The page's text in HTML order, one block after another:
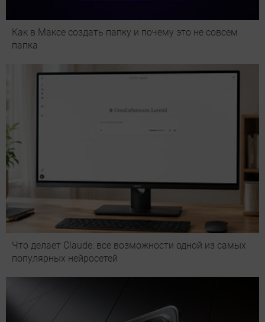
Как в Максе создать папку и почему это не совсем
папка
Что делает Сlaude: все возможности одной из самых
популярных нейросетей